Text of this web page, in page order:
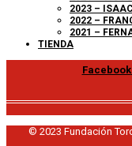
2023 –
2022 –
2021 –
TIENDA
Facebook
© 2023 Fundación